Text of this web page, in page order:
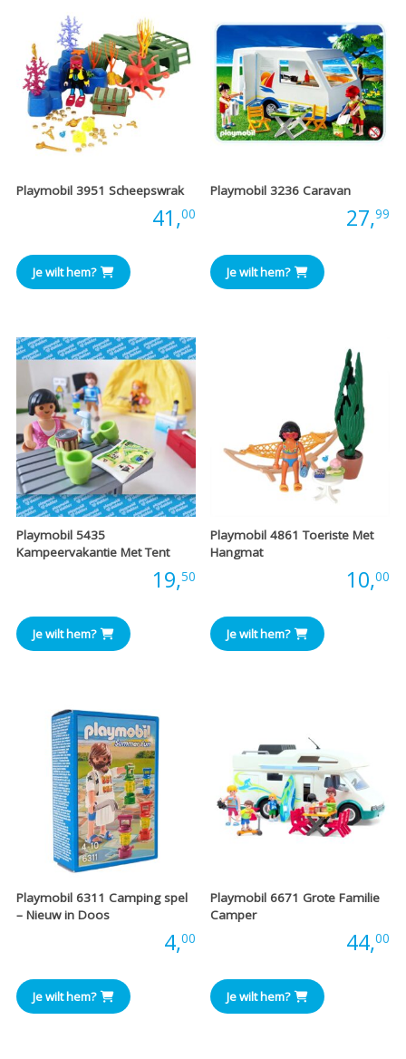
Playmobil 3951 Scheepswrak
41,00
Je wilt hem?
Playmobil 3236 Caravan
27,99
Je wilt hem?
Playmobil 5435
Kampeervakantie Met Tent
19,50
Je wilt hem?
Playmobil 4861 Toeriste Met
Hangmat
10,00
Je wilt hem?
Playmobil 6311 Camping spel
– Nieuw in Doos
4,00
Je wilt hem?
Playmobil 6671 Grote Familie
Camper
44,00
Je wilt hem?